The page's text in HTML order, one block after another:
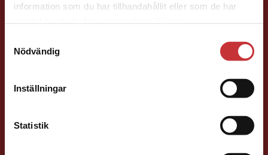
information som du har tillhandahållit eller som de har
Nödvändig
Inställningar
Statistik
Det verkar som att du besöker
studentlitteratur.se via en enhet utanför Sverige.
Vi erbjuder inte leveranser utanför Sverige. För
att kunna slutföra ett köp måste
Förlagskontakt